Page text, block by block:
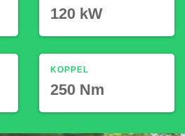
120 kW
KOPPEL
250 Nm